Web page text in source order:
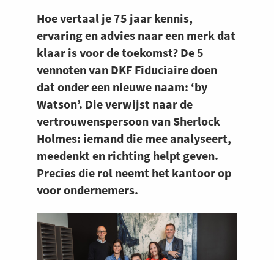
Hoe vertaal je 75 jaar kennis,
ervaring en advies naar een merk dat
klaar is voor de toekomst? De 5
vennoten van DKF Fiduciaire doen
dat onder een nieuwe naam: ‘by
Watson’. Die verwijst naar de
vertrouwenspersoon van Sherlock
Holmes: iemand die mee analyseert,
meedenkt en richting helpt geven.
Precies die rol neemt het kantoor op
voor ondernemers.